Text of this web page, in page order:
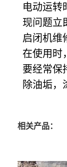
电动运转
现问题立
启闭机维
在使用时
要经常保
除油垢，
相关产品：